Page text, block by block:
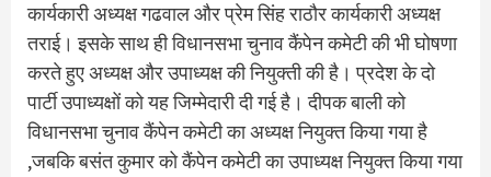
कार्यकारी अध्यक्ष गढवाल और प्रेम सिंह राठौर कार्यकारी अध्यक्ष
तराई। इसके साथ ही विधानसभा चुनाव कैंपेन कमेटी की भी घोषणा
करते हुए अध्यक्ष और उपाध्यक्ष की नियुक्ती की है। प्रदेश के दो
पार्टी उपाध्यक्षों को यह जिम्मेदारी दी गई है। दीपक बाली को
विधानसभा चुनाव कैंपेन कमेटी का अध्यक्ष नियुक्त किया गया है
,जबकि बसंत कुमार को कैंपेन कमेटी का उपाध्यक्ष नियुक्त किया गया